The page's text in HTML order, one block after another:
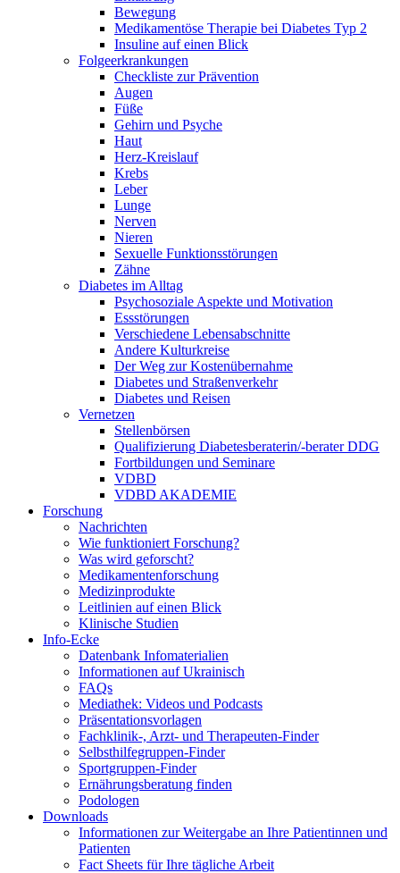
Bewegung
Medikamentöse Therapie bei Diabetes Typ 2
Insuline auf einen Blick
Folgeerkrankungen
Checkliste zur Prävention
Augen
Füße
Gehirn und Psyche
Haut
Herz-Kreislauf
Krebs
Leber
Lunge
Nerven
Nieren
Sexuelle Funktionsstörungen
Zähne
Diabetes im Alltag
Psychosoziale Aspekte und Motivation
Essstörungen
Verschiedene Lebensabschnitte
Andere Kulturkreise
Der Weg zur Kostenübernahme
Diabetes und Straßenverkehr
Diabetes und Reisen
Vernetzen
Stellenbörsen
Qualifizierung Diabetesberaterin/­-berater DDG
Fortbildungen und Seminare
VDBD
VDBD AKADEMIE
Forschung
Nachrichten
Wie funktioniert Forschung?
Was wird geforscht?
Medikamentenforschung
Medizinprodukte
Leitlinien auf einen Blick
Klinische Studien
Info-Ecke
Datenbank Infomaterialien
Informationen auf Ukrainisch
FAQs
Mediathek: Videos und Podcasts
Präsentationsvorlagen
Fachklinik-, Arzt- und Therapeuten-Finder
Selbsthilfegruppen-Finder
Sportgruppen-Finder
Ernährungsberatung finden
Podologen
Downloads
Informationen zur Weitergabe an Ihre Patientinnen und
Patienten
Fact Sheets für Ihre tägliche Arbeit